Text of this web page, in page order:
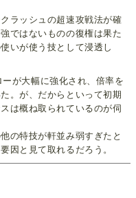
ラッシュの超速攻戦法が確
ではないものの復権は果た
いが使う技として浸透し
が大幅に強化され、倍率を
。が、だからといって初期
は概ね取られているのが伺
の特技が軒並み弱すぎたと
因と見て取れるだろう。